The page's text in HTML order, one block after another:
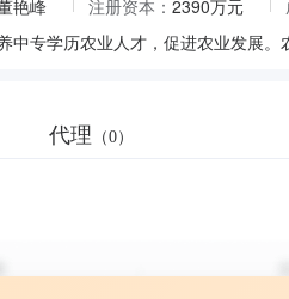
艳峰 注册资本： 2390万元
代理 （0）